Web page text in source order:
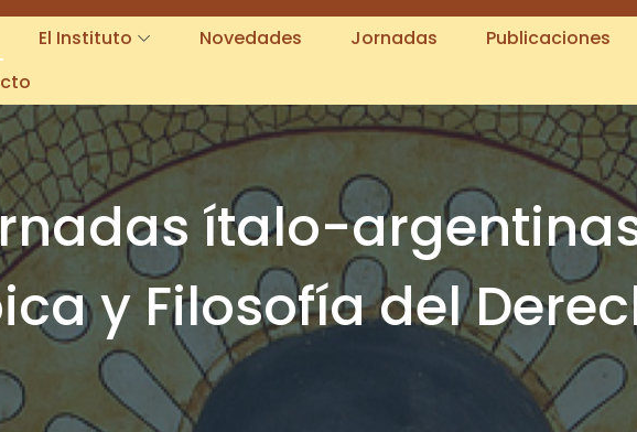
El Instituto Novedades Jornadas Publicaciones
ítalo-
y Filosofía del